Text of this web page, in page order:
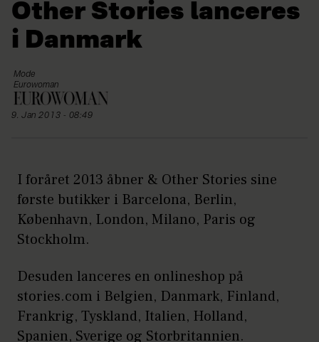
Other Stories lanceres
i Danmark
Mode
Eurowoman
9. Jan 2013 - 08:49
I foråret 2013 åbner & Other Stories sine
første butikker i Barcelona, Berlin,
København, London, Milano, Paris og
Stockholm.
Desuden lanceres en onlineshop på
stories.com i Belgien, Danmark, Finland,
Frankrig, Tyskland, Italien, Holland,
Spanien, Sverige og Storbritannien.